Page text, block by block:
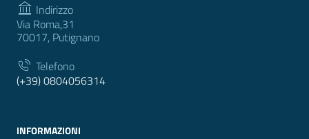
Indirizzo
Via Roma,31
70017, Putignano
Telefono
(+39) 0804056314
INFORMAZIONI